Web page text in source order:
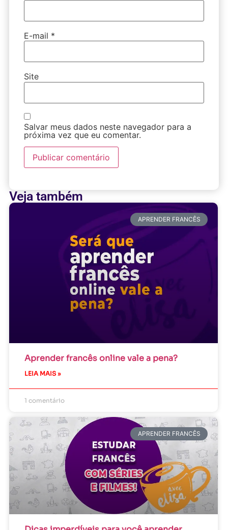
E-mail *
Site
Salvar meus dados neste navegador para a
próxima vez que eu comentar.
Veja também
APRENDER FRANCÊS
Aprender francês online vale a pena?
LEIA MAIS »
1 comentário
APRENDER FRANCÊS